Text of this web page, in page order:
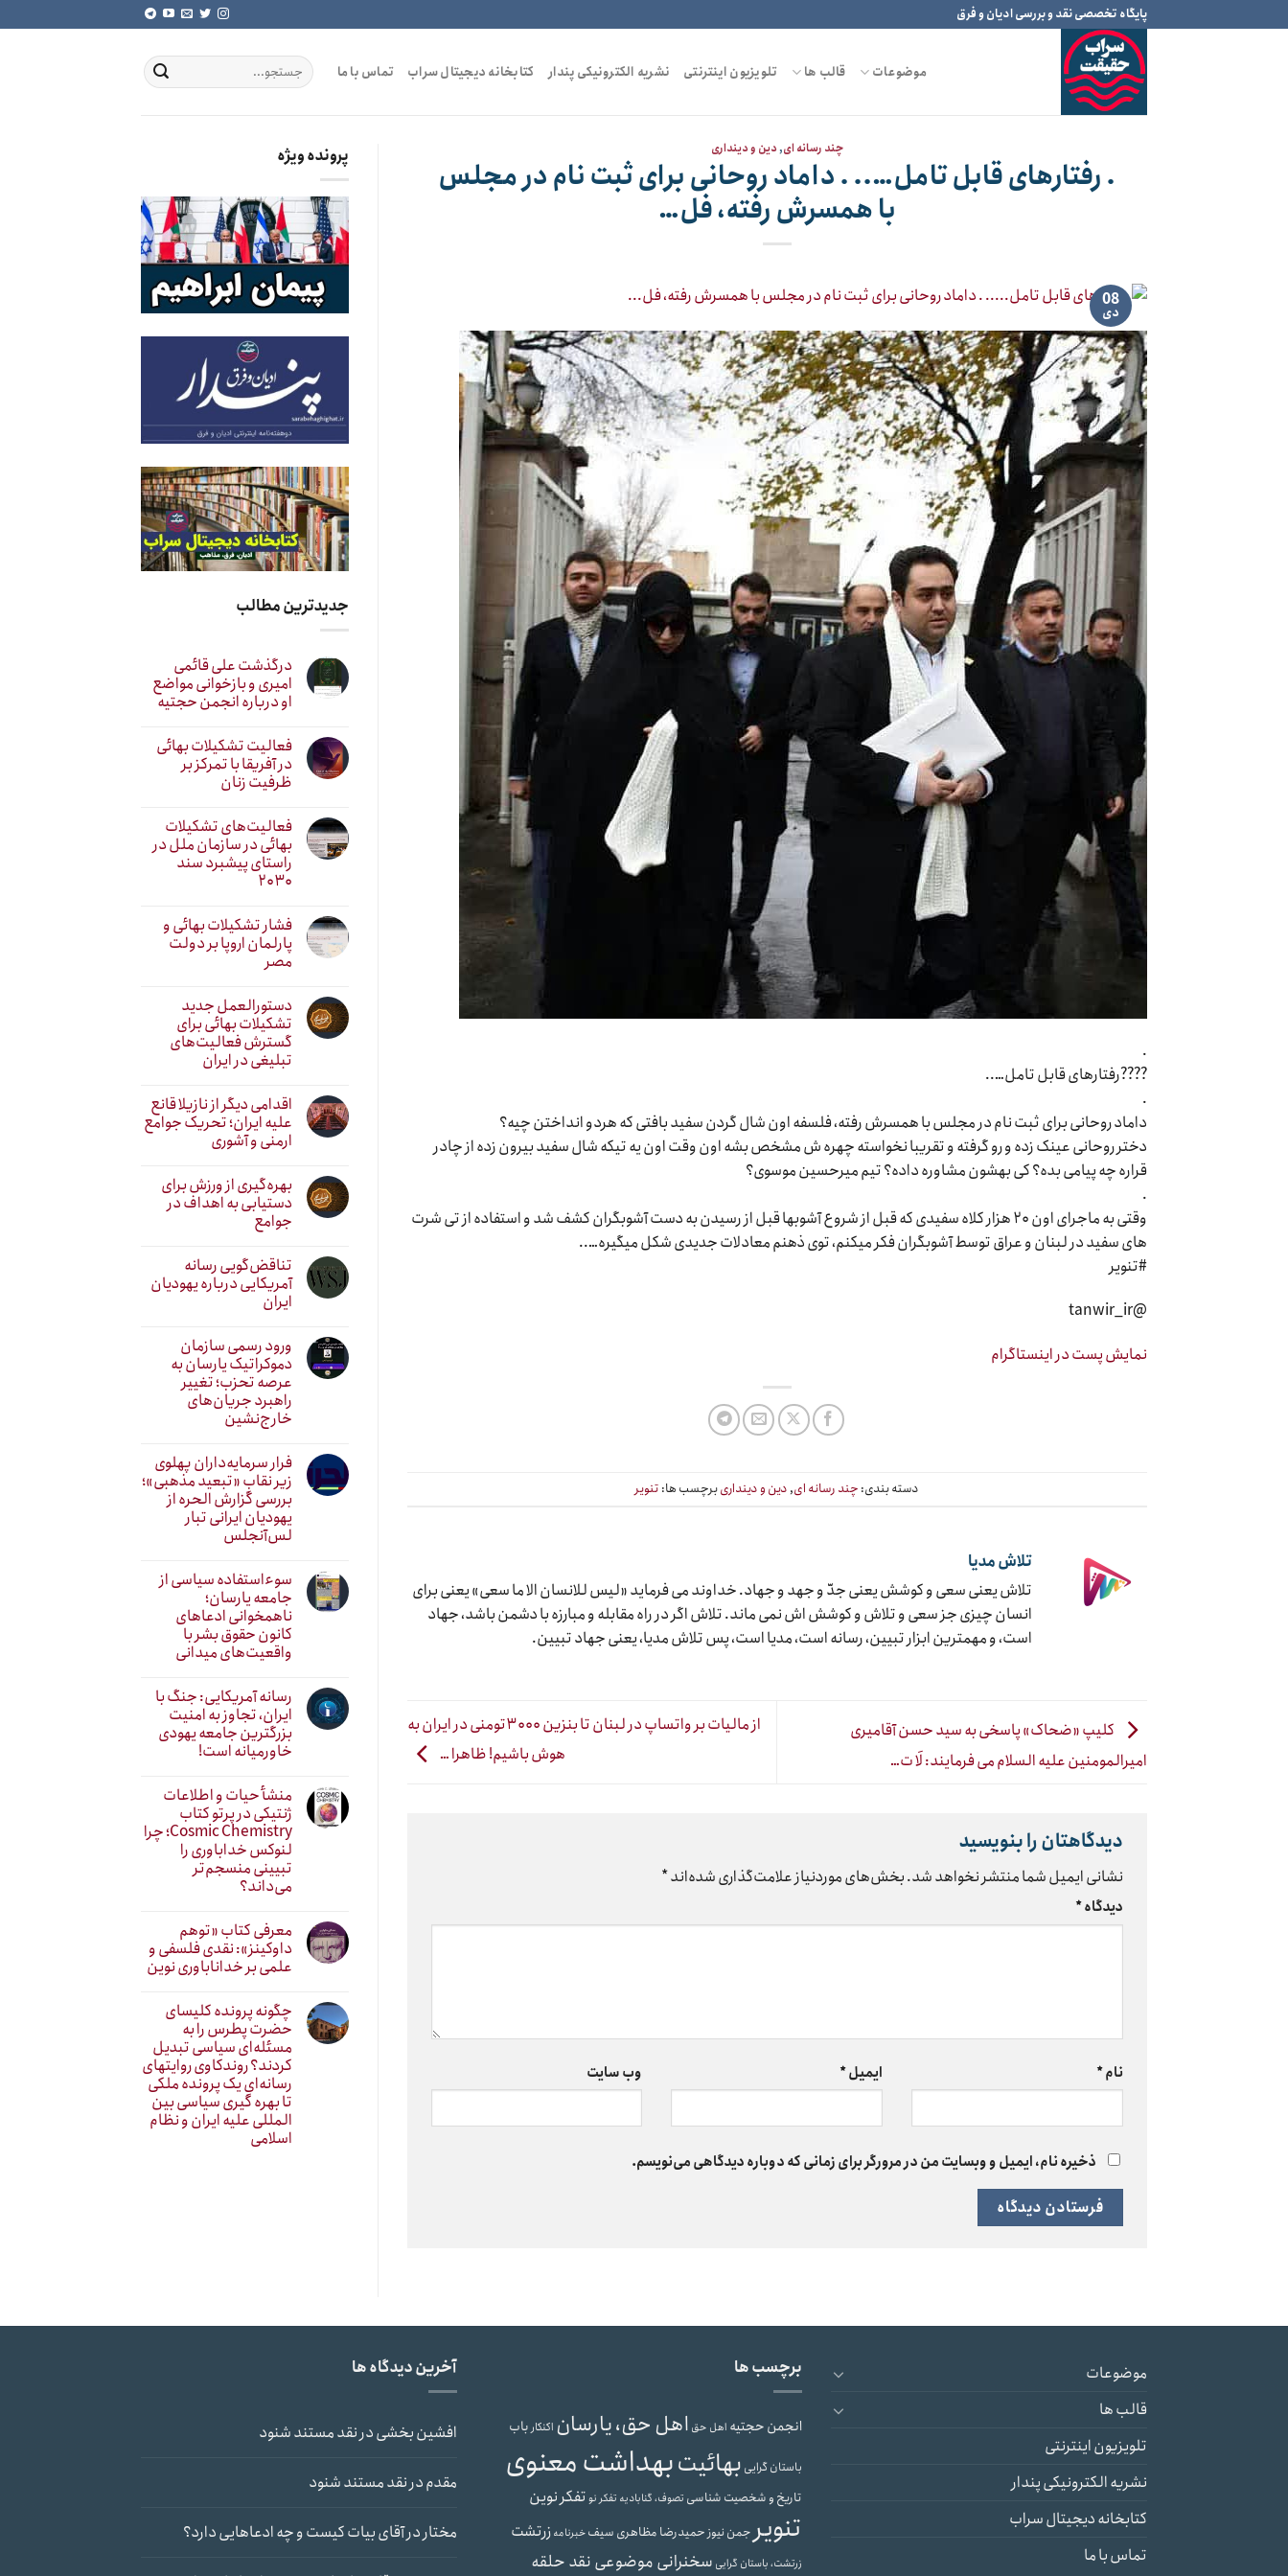
to
پایگاه تخصصی نقد و بررسی ادیان و فرق
موضوعات قالب ها تلویزیون اینترنتی نشریه الکترونیکی پندار کتابخانه دیجیتال سراب تماس با ما
چند رسانه ای,دین و دینداری
. رفتارهای قابل تامل….. . ‏داماد روحانی برای ثبت نام در مجلس
با همسرش رفته، فل…
08
دی
.
????رفتارهای قابل تامل…..
.
‏داماد روحانی برای ثبت نام در مجلس با همسرش رفته، فلسفه اون شال گردن سفید بافتی که هردو انداختن چیه؟
دختر روحانی عینک زده و رو گرفته و تقریبا نخواسته چهره ش مشخص بشه اون وقت اون یه تیکه شال سفید بیرون زده از چادر
قراره چه پیامی بده؟ کی بهشون مشاوره داده؟ تیم میرحسین موسوی؟
.
وقتی به ماجرای اون ۲۰ هزار کلاه سفیدی که قبل از شروع آشوبها قبل از رسیدن به دست آشوبگران کشف شد و استفاده از تی شرت
های سفید در لبنان و عراق توسط آشوبگران فکر میکنم، توی ذهنم معادلات جدیدی شکل میگیره…..
#تنویر
@tanwir_ir
نمایش پست در اینستاگرام
دسته بندی: چند رسانه ای, دین و دینداریبرچسب ها: تنویر
تلاش مدیا
تلاش یعنی سعی و کوشش یعنی جدّ و جهد و جهاد. خداوند می فرماید «لیس للانسان الا ما سعی» یعنی برای
انسان چیزی جز سعی و تلاش و کوشش اش نمی ماند. تلاش اگر در راه مقابله و مبارزه با دشمن باشد، جهاد
است، و مهمترین ابزار تبیین، رسانه است، مدیا است، پس تلاش مدیا، یعنی جهاد تبیین.
کلیپ «ضحاک» پاسخی به سید حسن آقامیری
امیرالمومنین علیه السلام می فرمایند: لَا ت…
‏از مالیات بر واتساپ در لبنان تا ‎بنزین ۳۰۰۰تومنی در ایران به
هوش باشیم! ظاهرا …
دیدگاهتان را بنویسید
نشانی ایمیل شما منتشر نخواهد شد.بخش‌های موردنیاز علامت‌گذاری شده‌اند*
دیدگاه*
نام* ایمیل* وب‌ سایت
ذخیره نام، ایمیل و وبسایت من در مرورگر برای زمانی که دوباره دیدگاهی می‌نویسم.
پرونده ویژه
جدیدترین مطالب
درگذشت علی قائمی
امیری و بازخوانی مواضع
او درباره انجمن حجتیه
فعالیت تشکیلات بهائی
در آفریقا با تمرکز بر
ظرفیت زنان
فعالیت‌های تشکیلات
بهائی در سازمان ملل در
راستای پیشبرد سند
۲۰۳۰
فشار تشکیلات بهائی و
پارلمان اروپا بر دولت
مصر
دستورالعمل جدید
تشکیلات بهائی برای
گسترش فعالیت‌های
تبلیغی در ایران
اقدامی دیگر از نازیلا قانع
علیه ایران؛ تحریک جوامع
ارمنی و آشوری
بهره‌گیری از ورزش برای
دستیابی به اهداف در
جوامع
تناقض‌گویی رسانه
آمریکایی درباره یهودیان
ایران
ورود رسمی سازمان
دموکراتیک یارسان به
عرصه تحزب؛ تغییر
راهبرد جریان‌های
خارج‌نشین
فرار سرمایه‌داران پهلوی
زیر نقابِ «تبعید مذهبی»؛
بررسی گزارش الحره از
یهودیان ایرانی تبار
لس‌آنجلس
سوءاستفاده سیاسی از
جامعه یارسان؛
ناهمخوانی ادعاهای
کانون حقوق بشر با
واقعیت‌های میدانی
رسانه آمریکایی: جنگ با
ایران، تجاوز به امنیت
بزرگترین جامعه یهودی
خاورمیانه است!
منشأ حیات و اطلاعات
ژنتیکی در پرتو کتاب
Cosmic Chemistry؛ چرا
لنوکس خداباوری را
تبیینی منسجم‌تر
می‌داند؟
معرفی کتاب «توهم
داوکینز»: نقدی فلسفی و
علمی بر خداناباوری نوین
چگونه پرونده کلیسای
حضرت پطرس را به
مسئله‌ای سیاسی تبدیل
کردند؟ روندکاوی روایتهای
رسانه‌ایِ یک پرونده ملکی
تا بهره گیری سیاسی بین
المللی علیه ایران و نظام
اسلامی
موضوعات
قالب ها
تلویزیون اینترنتی
نشریه الکترونیکی پندار
کتابخانه دیجیتال سراب
تماس با ما
برچسب ها
انجمن حجتیه اهل حق اهل حق، یارسان اکنکارباب
باستان گرایی بهائیتبهداشت معنوی
تاریخ و شخصیت شناسی تصوف، گنابادیه تفکر نوتفکر نوین
تنویر جمن نیوز حمیدرضا مظاهری سیفخبرنامهزرتشت
زرتشت، باستان گرایی سخنرانی موضوعی نقد حلقه
آخرین دیدگاه ها
افشین بخشیدرنقد مستند شنود
مقدمدرنقد مستند شنود
مختاردرآقای بیات کیست و چه ادعاهایی دارد؟